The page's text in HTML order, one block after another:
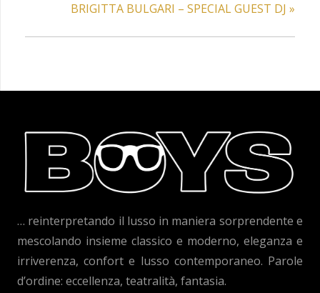
BRIGITTA BULGARI – SPECIAL GUEST DJ »
… reinterpretando il lusso in maniera sorprendente e
mescolando insieme classico e moderno, eleganza e
irriverenza, confort e lusso contemporaneo. Parole
d’ordine: eccellenza, teatralità, fantasia.